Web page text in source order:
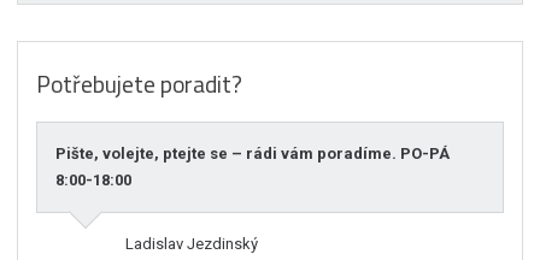
Potřebujete poradit?
Pište, volejte, ptejte se – rádi vám poradíme. PO-PÁ
8:00-18:00
Ladislav Jezdinský